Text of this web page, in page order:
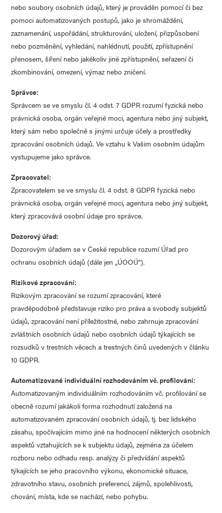
nebo soubory osobních údajů, který je prováděn pomocí či bez
pomoci automatizovaných postupů, jako je shromáždění,
zaznamenání, uspořádání, strukturování, uložení, přizpůsobení
nebo pozměnění, vyhledání, nahlédnutí, použití, zpřístupnění
přenosem, šíření nebo jakékoliv jiné zpřístupnění, seřazení či
zkombinování, omezení, výmaz nebo zničení.
Správce:
Správcem se ve smyslu čl. 4 odst. 7 GDPR rozumí fyzická nebo
právnická osoba, orgán veřejné moci, agentura nebo jiný subjekt,
který sám nebo společně s jinými určuje účely a prostředky
zpracování osobních údajů. Ve vztahu k Vašim osobním údajům
vystupujeme jako správce.
Zpracovatel:
Zpracovatelem se ve smyslu čl. 4 odst. 8 GDPR fyzická nebo
právnická osoba, orgán veřejné moci, agentura nebo jiný subjekt,
který zpracovává osobní údaje pro správce.
Dozorový úřad:
Dozorovým úřadem se v České republice rozumí Úřad pro
ochranu osobních údajů (dále jen „ÚOOÚ“).
Rizikové zpracování:
Rizikovým zpracování se rozumí zpracování, které
pravděpodobně představuje riziko pro práva a svobody subjektů
údajů, zpracování není příležitostné, nebo zahrnuje zpracování
zvláštních osobních údajů nebo osobních údajů týkajících se
rozsudků v trestních věcech a trestných činů uvedených v článku
10 GDPR.
Automatizované individuální rozhodováním vč. profilování:
Automatizovaným individuálním rozhodováním vč. profilování se
obecně rozumí jakákoli forma rozhodnutí založená na
automatizovaném zpracování osobních údajů, tj. bez lidského
zásahu, spočívajícím mimo jiné na hodnocení některých osobních
aspektů vztahujících se k subjektu údajů, zejména za účelem
rozboru nebo odhadu resp. analýzy či předvídání aspektů
týkajících se jeho pracovního výkonu, ekonomické situace,
zdravotního stavu, osobních preferencí, zájmů, spolehlivosti,
chování, místa, kde se nachází, nebo pohybu.